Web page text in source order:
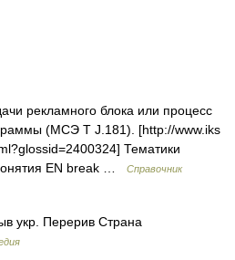
рекламного блока или процесс
(МСЭ Т J.181). [http://www.iks
Тематики
EN break …
Справочник
укр. Перерив Страна